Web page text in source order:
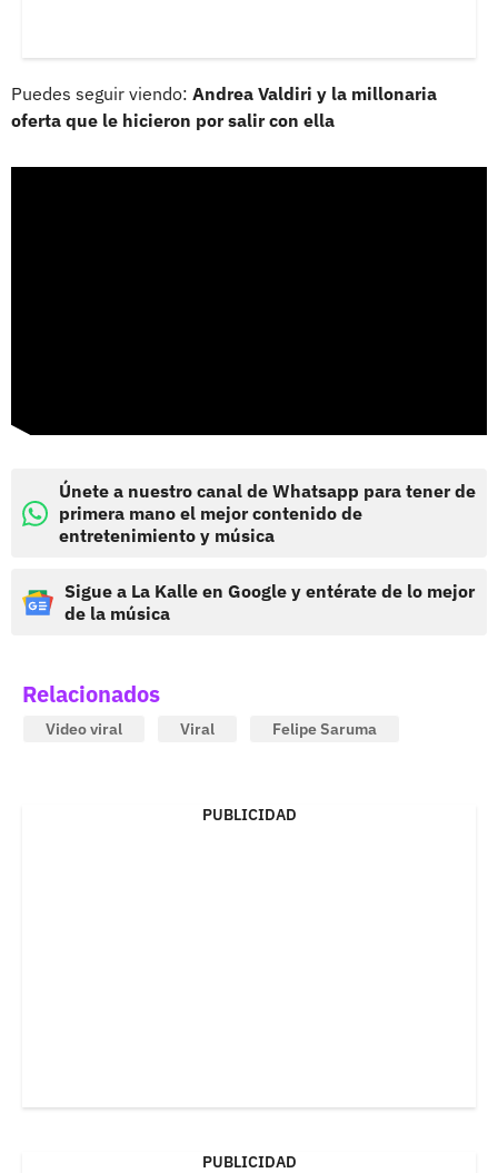
Puedes seguir viendo: Andrea Valdiri y la millonaria
oferta que le hicieron por salir con ella
Únete a nuestro canal de Whatsapp para tener de
primera mano el mejor contenido de
entretenimiento y música
Sigue a La Kalle en Google y entérate de lo mejor
de la música
Relacionados
Video viral Viral Felipe Saruma
PUBLICIDAD
PUBLICIDAD